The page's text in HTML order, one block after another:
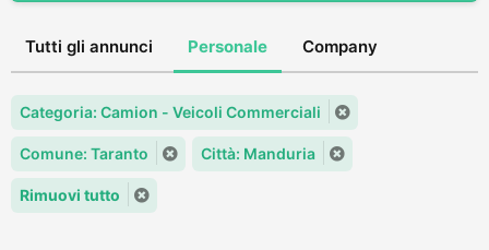
Tutti gli annunci Personale Company
Categoria: Camion - Veicoli Commerciali
Comune: Taranto Città: Manduria
Rimuovi tutto